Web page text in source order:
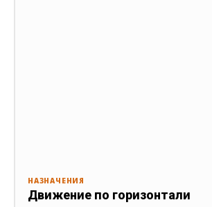
НАЗНАЧЕНИЯ
Движение по горизонтали